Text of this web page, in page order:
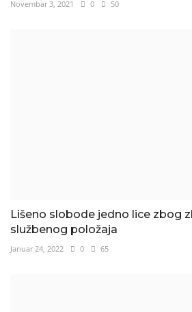
Novembar 3, 2021 0 50
Lišeno slobode jedno lice zbog
službenog položaja
Januar 24, 2022 0 65